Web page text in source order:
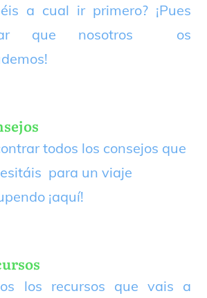
a cual ir primero? ¡Pues
que nosotros os
todos los consejos que
para un viaje
¡aquí!
los recursos que vais a